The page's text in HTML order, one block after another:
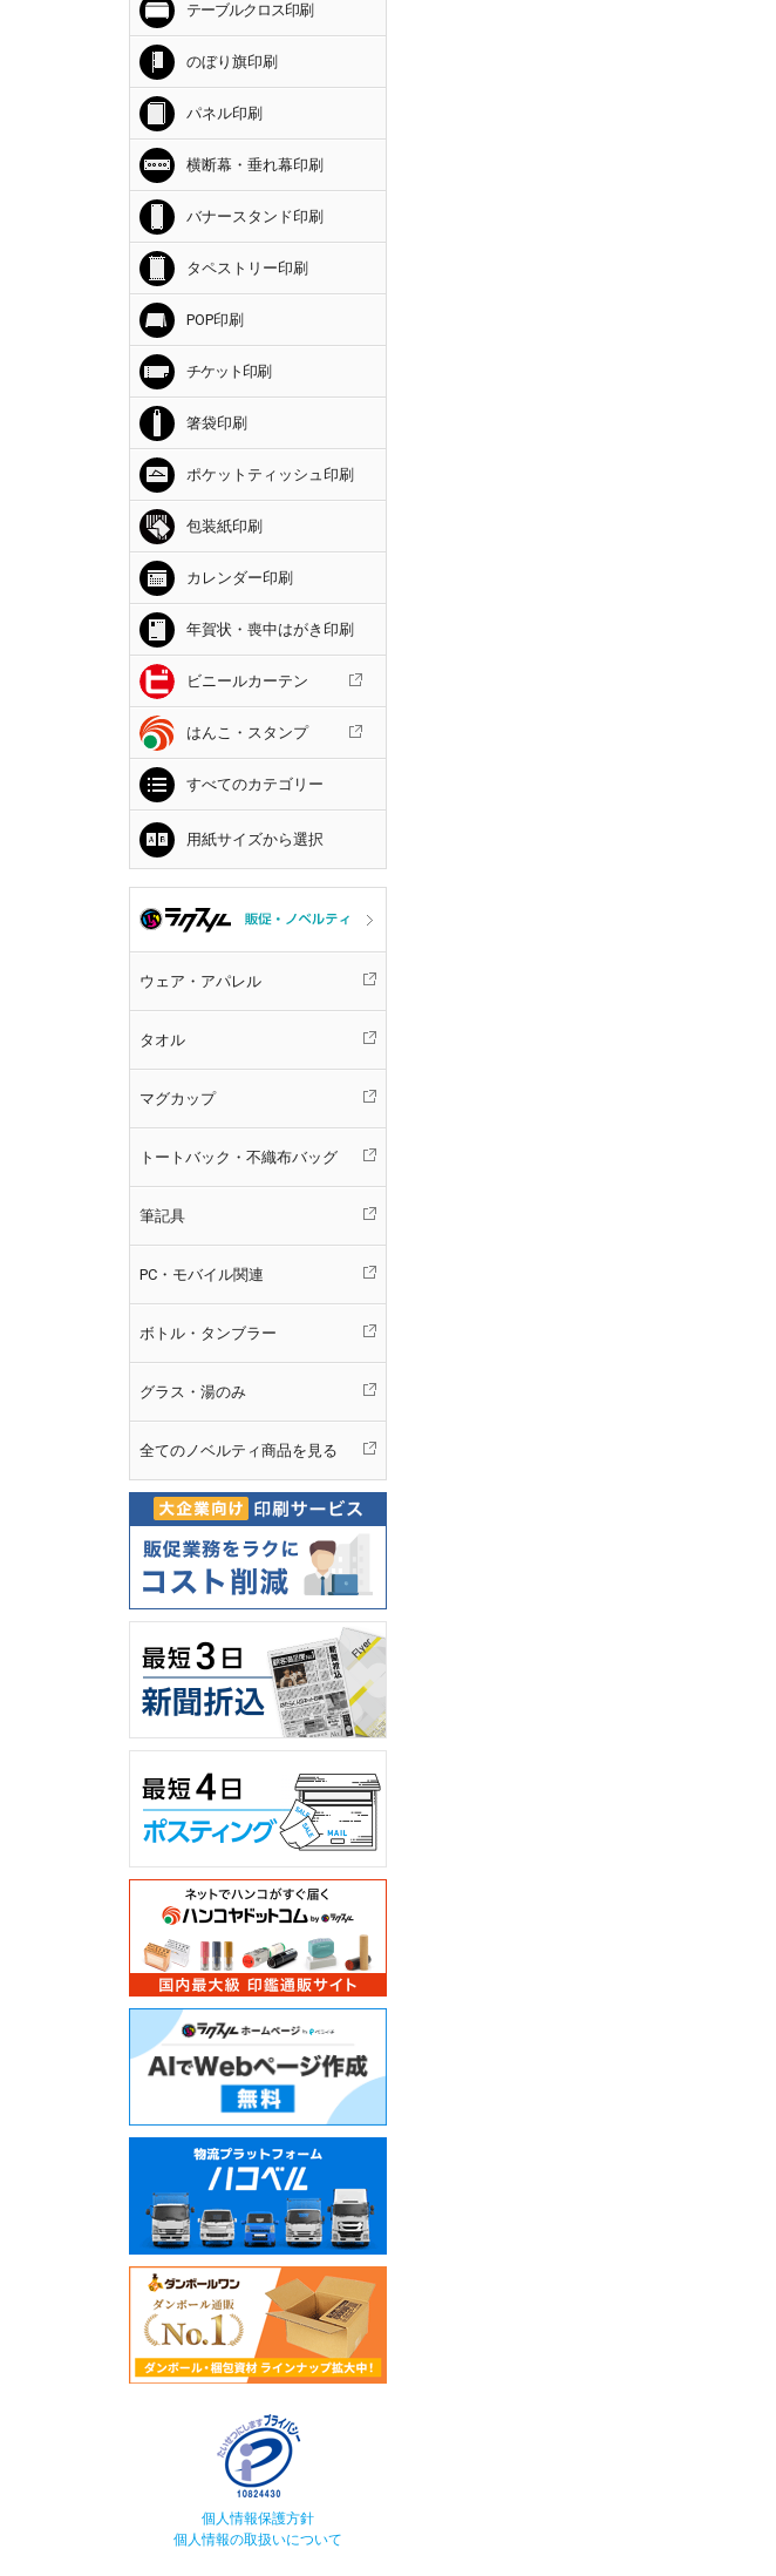
テーブルクロス印刷
のぼり旗印刷
パネル印刷
横断幕・垂れ幕印刷
バナースタンド印刷
タペストリー印刷
POP印刷
チケット印刷
箸袋印刷
ポケットティッシュ印刷
包装紙印刷
カレンダー印刷
年賀状・喪中はがき印刷
ビニールカーテン
はんこ・スタンプ
すべてのカテゴリー
用紙サイズから選択
ウェア・アパレル
タオル
マグカップ
トートバック・不織布バッグ
筆記具
PC・モバイル関連
ボトル・タンブラー
グラス・湯のみ
全てのノベルティ商品を見る
個人情報保護方針
個人情報の取扱いについて